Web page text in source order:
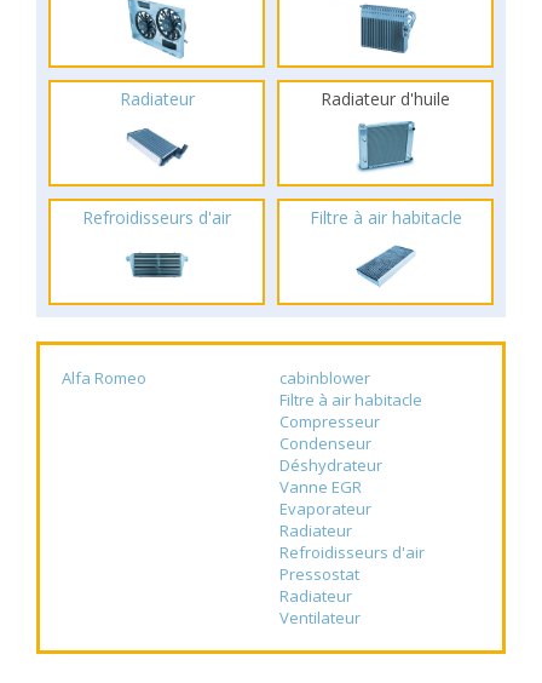
Radiateur Radiateur d'huile
Refroidisseurs d'air Filtre à air habitacle
Alfa Romeo
cabinblower
Filtre à air habitacle
Compresseur
Condenseur
Déshydrateur
Vanne EGR
Evaporateur
Radiateur
Refroidisseurs d'air
Pressostat
Radiateur
Ventilateur